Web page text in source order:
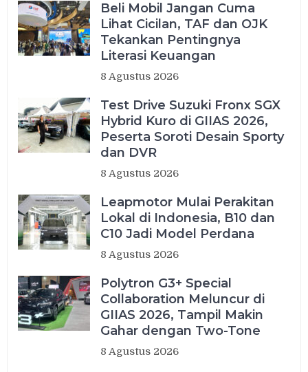
Beli Mobil Jangan Cuma
Lihat Cicilan, TAF dan OJK
Tekankan Pentingnya
Literasi Keuangan
8 Agustus 2026
Test Drive Suzuki Fronx SGX
Hybrid Kuro di GIIAS 2026,
Peserta Soroti Desain Sporty
dan DVR
8 Agustus 2026
Leapmotor Mulai Perakitan
Lokal di Indonesia, B10 dan
C10 Jadi Model Perdana
8 Agustus 2026
Polytron G3+ Special
Collaboration Meluncur di
GIIAS 2026, Tampil Makin
Gahar dengan Two-Tone
8 Agustus 2026